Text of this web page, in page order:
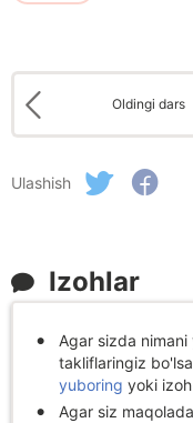
Oldingi dars
Ulashish
Izohlar
Agar sizda
takliflaringiz
yuboring yoki
Agar siz